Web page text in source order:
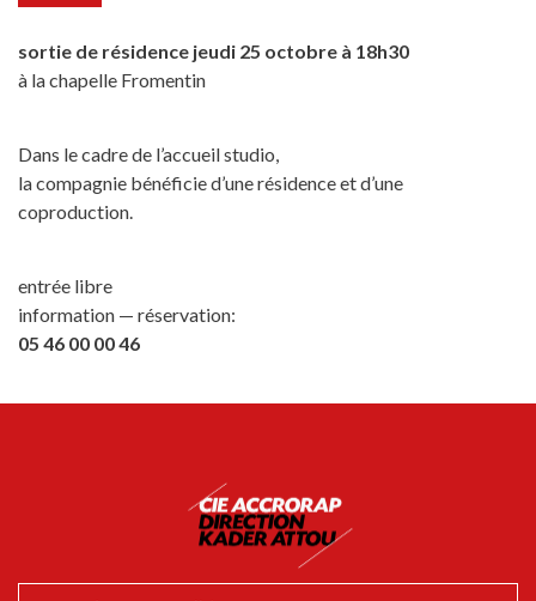
sortie de résidence jeudi 25 octobre à 18h30
à la chapelle Fromentin
Dans le cadre de l’accueil studio,
la compagnie bénéficie d’une résidence et d’une
coproduction.
entrée libre
information — réservation:
05 46 00 00 46